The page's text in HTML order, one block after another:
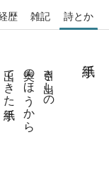
歴 雑記 詩とか
引き出しの
奥のほうから
出てきた手紙